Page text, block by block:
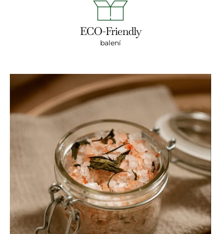
ECO-Friendly
balení